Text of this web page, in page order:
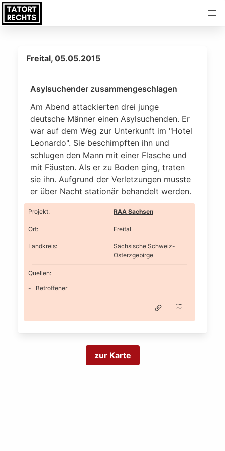
Freital, 05.05.2015
Asylsuchender zusammengeschlagen
Am Abend attackierten drei junge
deutsche Männer einen Asylsuchenden. Er
war auf dem Weg zur Unterkunft im "Hotel
Leonardo". Sie beschimpften ihn und
schlugen den Mann mit einer Flasche und
mit Fäusten. Als er zu Boden ging, traten
sie ihn. Aufgrund der Verletzungen musste
er über Nacht stationär behandelt werden.
Projekt: RAA Sachsen
Ort: Freital
Landkreis:
Sächsische Schweiz-
Osterzgebirge
Quellen:
Betroffener
zur Karte